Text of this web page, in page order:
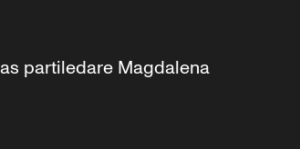
partiledare Magdalena